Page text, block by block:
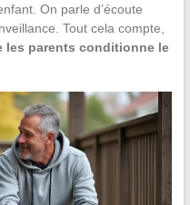
On parle d’écoute
Tout cela compte,
les parents conditionne le